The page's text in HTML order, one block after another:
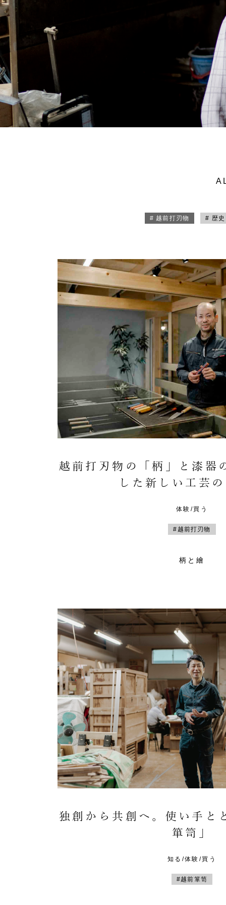
# 越前打刃物 # 歴史
越前打刃物の「柄」と漆器
した新しい工芸
体験/買う
#越前打刃物
柄と繪
独創から共創へ。使い手と
箪笥」
知る/体験/買う
#越前箪笥